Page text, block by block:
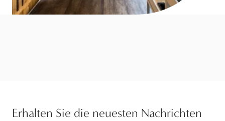
Erhalten Sie die neuesten Nachrichten